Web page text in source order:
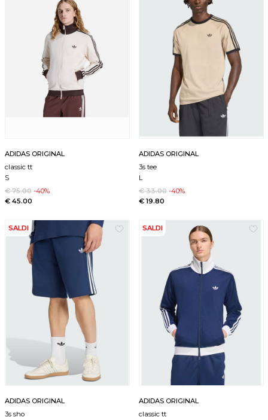
ADIDAS ORIGINAL
classic tt
S
€ 75.00 -40%
€ 45.00
ADIDAS ORIGINAL
3s tee
L
€ 33.00 -40%
€ 19.80
SALDI
ADIDAS ORIGINAL
3s sho
SALDI
ADIDAS ORIGINAL
classic tt